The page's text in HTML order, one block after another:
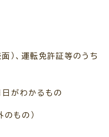
）、運転免許証等のうち
がわかるもの
のもの）